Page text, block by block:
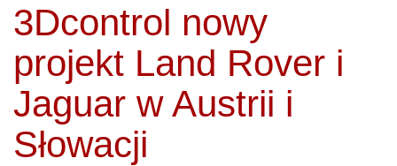
3Dcontrol nowy
projekt Land Rover i
Jaguar w Austrii i
Słowacji